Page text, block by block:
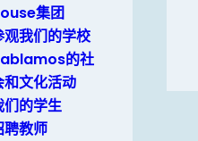
集团
观我们的学校
的社
和文化活动
们的学生
聘教师